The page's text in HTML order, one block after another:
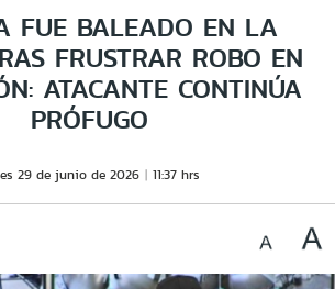
FUE BALEADO EN LA
FRUSTRAR ROBO EN
ATACANTE CONTINÚA
PRÓFUGO
29 de junio de 2026 11:37 hrs